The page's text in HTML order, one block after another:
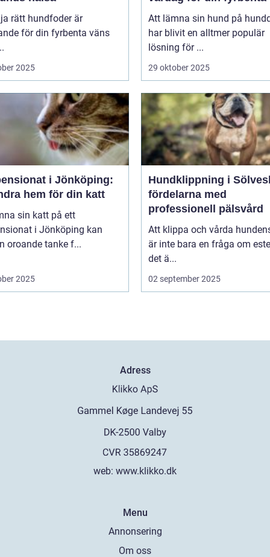
rätt hundfoder är
för din fyrbenta väns
2025
Att lämna sin hund på
har blivit en alltmer populär
lösning för ...
29 oktober 2025
i Jönköping:
hem för din katt
sin katt på ett
i Jönköping kan
oroande tanke f...
2025
Hundklippning i
fördelarna med
professionell pälsvård
Att klippa och vårda
är inte bara en fråga om
det ä...
02 september 2025
Adress
web: www.klikko.dk
Menu
Annonsering
Om oss